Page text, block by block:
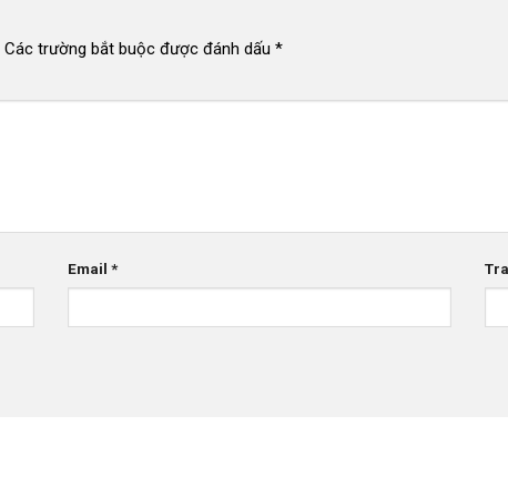
Các trường bắt buộc được đánh dấu *
Email *